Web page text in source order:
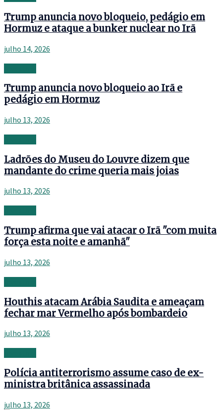
Trump anuncia novo bloqueio, pedágio em
Hormuz e ataque a bunker nuclear no Irã
julho 14, 2026
Trump anuncia novo bloqueio ao Irã e
pedágio em Hormuz
julho 13, 2026
Ladrões do Museu do Louvre dizem que
mandante do crime queria mais joias
julho 13, 2026
Trump afirma que vai atacar o Irã "com muita
força esta noite e amanhã"
julho 13, 2026
Houthis atacam Arábia Saudita e ameaçam
fechar mar Vermelho após bombardeio
julho 13, 2026
Polícia antiterrorismo assume caso de ex-
ministra britânica assassinada
julho 13, 2026